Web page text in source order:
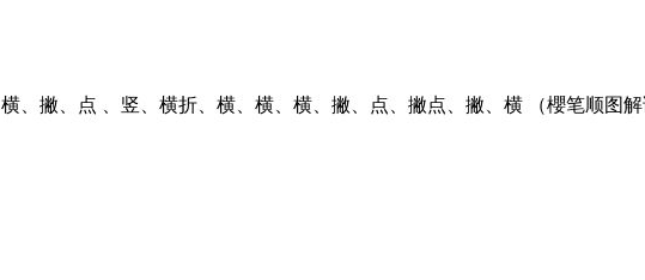
、撇、点 、竖、横折、横、横、横、撇、点、撇点、撇、横 （櫻笔顺图解